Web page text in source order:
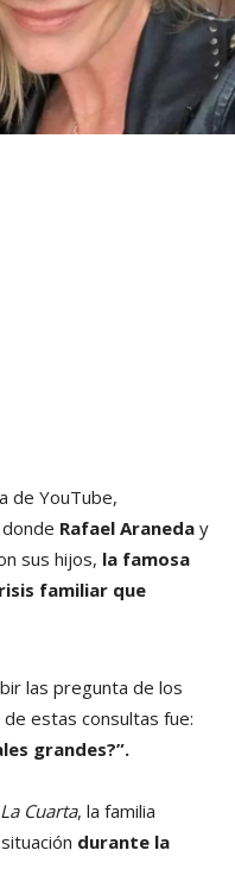
de YouTube,
Rafael Araneda y
sus hijos, la famosa
familiar que
las pregunta de los
estas consultas fue:
grandes?”.
La Cuarta, la familia
durante la